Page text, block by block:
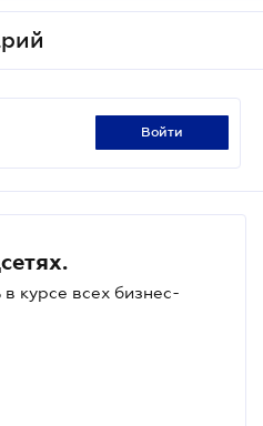
войти
курсе всех бизнес-